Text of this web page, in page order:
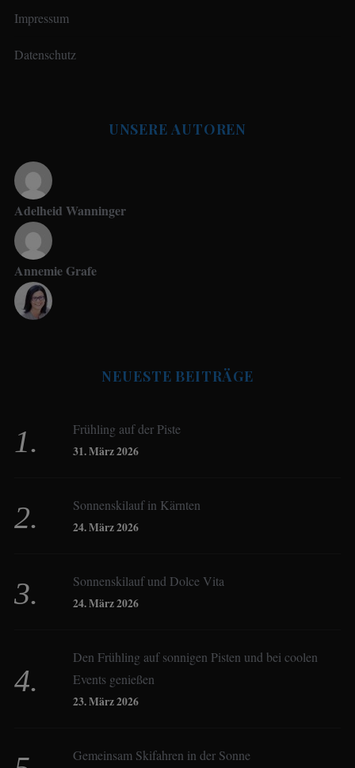
Impressum
Datenschutz
UNSERE AUTOREN
Adelheid Wanninger
Annemie Grafe
Birgit Werner
Christoph Schrahe
Derk Hoberg
Dominique Schroller
NEUESTE BEITRÄGE
Frühling auf der Piste
31. März 2026
Sonnenskilauf in Kärnten
24. März 2026
Sonnenskilauf und Dolce Vita
24. März 2026
Den Frühling auf sonnigen Pisten und bei coolen
Events genießen
23. März 2026
Gemeinsam Skifahren in der Sonne